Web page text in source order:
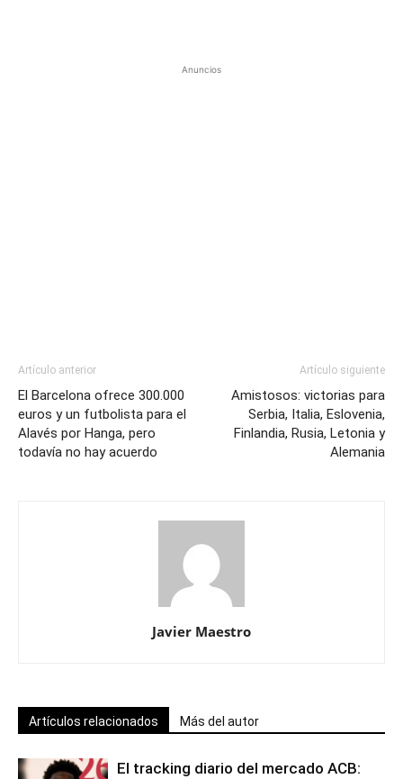
Anuncios
Artículo anterior
El Barcelona ofrece 300.000
euros y un futbolista para el
Alavés por Hanga, pero
todavía no hay acuerdo
Artículo siguiente
Amistosos: victorias para
Serbia, Italia, Eslovenia,
Finlandia, Rusia, Letonia y
Alemania
Javier Maestro
Artículos relacionados Más del autor
El tracking diario del mercado ACB: